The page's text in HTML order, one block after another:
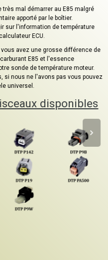
mal démarrer au E85 malgré
apporté par le boîtier.
sur l'information de température
ECU.
avez une grosse différence de
E85 et l'essence
sonde de température moteur.
si nous ne l'avons pas vous pouvez
universel.
disponibles